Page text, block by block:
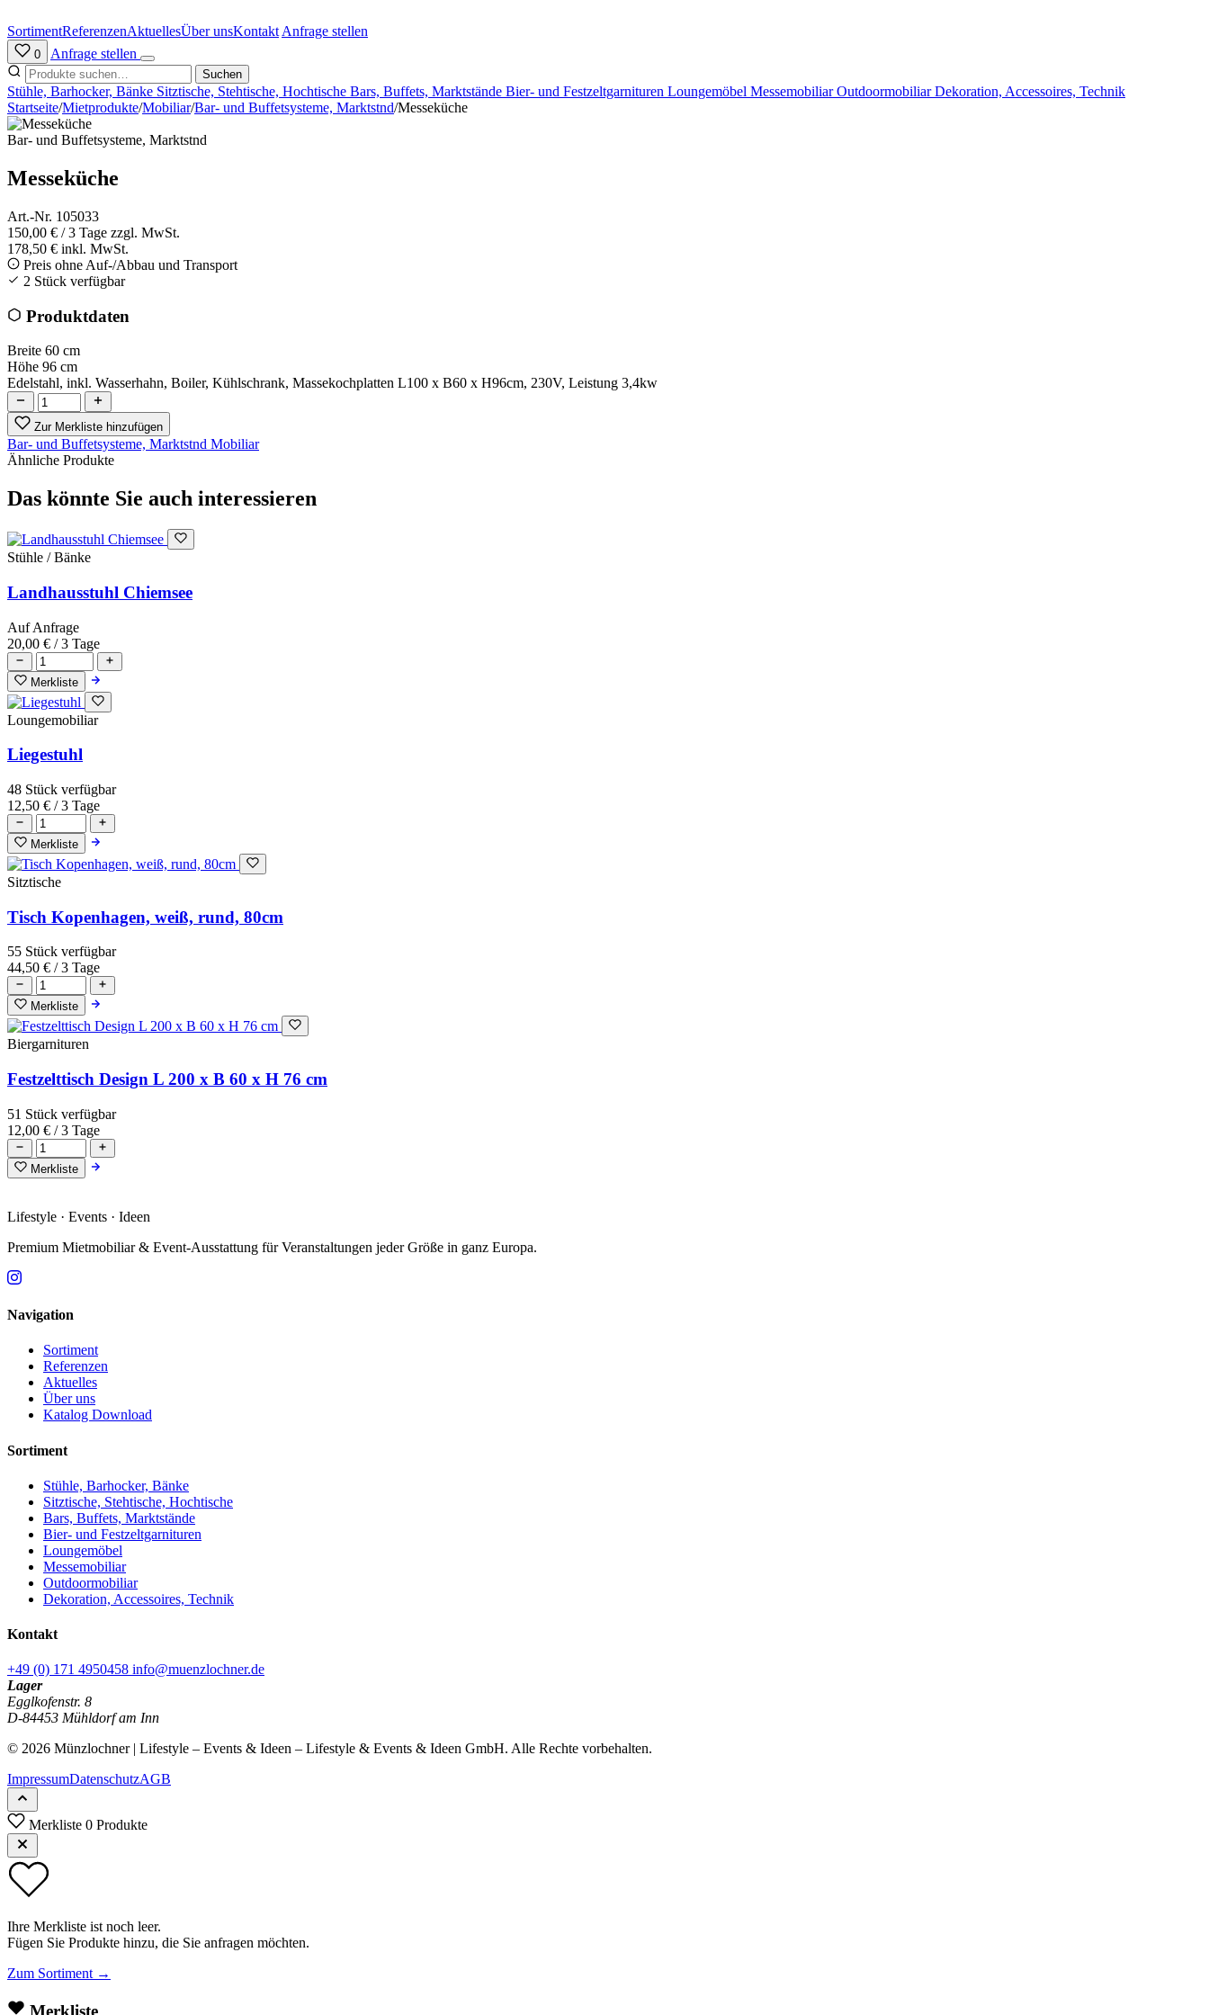
Inhalt
springen
SortimentReferenzenAktuellesÜber unsKontakt Anfrage stellen
0 Anfrage stellen
Suchen
Stühle, Barhocker, Bänke Sitztische, Stehtische, Hochtische Bars, Buffets, Marktstände Bier- und Festzeltgarnituren Loungemöbel MessemobiliarOutdoormobiliarDekoration, Accessoires, Technik
Startseite/Mietprodukte/Mobiliar/Bar- und Buffetsysteme, Marktstnd/Messeküche
Bar- und Buffetsysteme, Marktstnd
Messeküche
Art.-Nr. 105033
150,00 € / 3 Tage zzgl. MwSt.
178,50 € inkl. MwSt.
Preis ohne Auf-/Abbau und Transport
2 Stück verfügbar
Produktdaten
Breite 60 cm
Höhe 96 cm
Edelstahl, inkl. Wasserhahn, Boiler, Kühlschrank, Massekochplatten L100 x B60 x H96cm, 230V, Leistung 3,4kw
Zur Merkliste hinzufügen
Bar- und Buffetsysteme, Marktstnd Mobiliar
Ähnliche Produkte
Das könnte Sie auch interessieren
Stühle / Bänke
Landhausstuhl Chiemsee
Auf Anfrage
20,00 € / 3 Tage
Merkliste
Loungemobiliar
Liegestuhl
48 Stück verfügbar
12,50 € / 3 Tage
Merkliste
Sitztische
Tisch Kopenhagen, weiß, rund, 80cm
55 Stück verfügbar
44,50 € / 3 Tage
Merkliste
Biergarnituren
Festzelttisch Design L 200 x B 60 x H 76 cm
51 Stück verfügbar
12,00 € / 3 Tage
Merkliste
Lifestyle · Events · Ideen
Premium Mietmobiliar & Event-Ausstattung für Veranstaltungen jeder Größe in ganz Europa.
Navigation
Sortiment
Referenzen
Aktuelles
Über uns
Katalog Download
Sortiment
Stühle, Barhocker, Bänke
Sitztische, Stehtische, Hochtische
Bars, Buffets, Marktstände
Bier- und Festzeltgarnituren
Loungemöbel
Messemobiliar
Outdoormobiliar
Dekoration, Accessoires, Technik
Kontakt
+49 (0) 171 4950458 info@muenzlochner.de
Lager
Egglkofenstr. 8
D-84453 Mühldorf am Inn
© 2026 Münzlochner | Lifestyle – Events & Ideen – Lifestyle & Events & Ideen GmbH. Alle Rechte vorbehalten.
ImpressumDatenschutzAGB
Merkliste 0 Produkte
Ihre Merkliste ist noch leer.
Fügen Sie Produkte hinzu, die Sie anfragen möchten.
Zum Sortiment →
Merkliste